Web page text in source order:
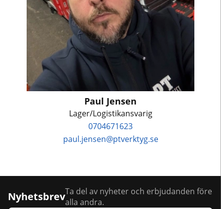
Paul Jensen
Lager/Logistikansvarig
0704671623
paul.jensen@ptverktyg.se
NyhetsbrevTa del av nyheter och erbjudanden före
alla andra.